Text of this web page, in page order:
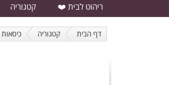
ריהוט לבית ❤️ קטגוריה
דף הבית קטגוריה